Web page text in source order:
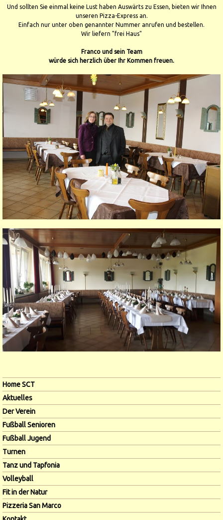
Und sollten Sie einmal keine Lust haben Auswärts zu Essen, bieten wir Ihnen
unseren Pizza-Express an.
Einfach nur unter oben genannter Nummer anrufen und bestellen.
Wir liefern "frei Haus"
Franco und sein Team
würde sich herzlich über Ihr Kommen freuen.
Navigation
überspringen
Home SCT
Aktuelles
Der Verein
Fußball Senioren
Fußball Jugend
Turnen
Tanz und Tapfonia
Volleyball
Fit in der Natur
Pizzeria San Marco